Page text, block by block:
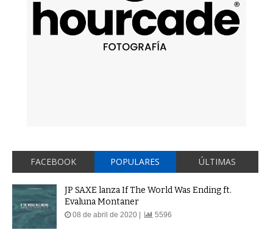
FACEBOOK POPULARES ÚLTIMAS
JP SAXE lanza If The World Was Ending ft.
Evaluna Montaner
08 de abril de 2020 | 5596